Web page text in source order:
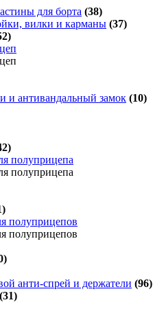
для борта (38)
вилки и карманы (37)
и антивандальный замок (10)
полуприцепа
полуприцепа
полуприцепов
полуприцепов
анти-спрей и держатели (96)
(31)